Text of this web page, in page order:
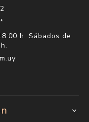
h. Sábados de